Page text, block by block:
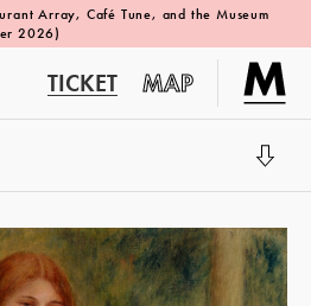
Array, Café Tune, and the Museum
2026)
TICKET MAP